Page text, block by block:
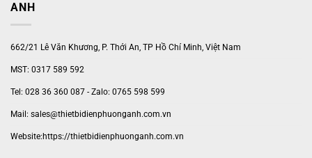
ANH
662/21 Lê Văn Khương, P. Thới An, TP Hồ Chí Minh, Việt Nam
MST: 0317 589 592
Tel: 028 36 360 087 - Zalo: 0765 598 599
Mail: sales@thietbidienphuonganh.com.vn
Website:https://thietbidienphuonganh.com.vn